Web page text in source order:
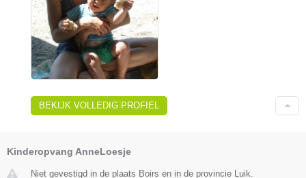
BEKIJK VOLLEDIG PROFIEL
Kinderopvang AnneLoesje
Niet gevestigd in de plaats Boirs en in de provincie Luik.